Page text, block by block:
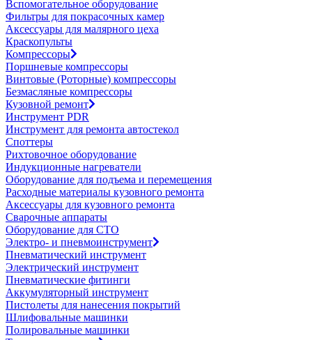
Вспомогательное оборудование
Фильтры для покрасочных камер
Аксессуары для малярного цеха
Краскопульты
Компрессоры
Поршневые компрессоры
Винтовые (Роторные) компрессоры
Безмасляные компрессоры
Кузовной ремонт
Инструмент PDR
Инструмент для ремонта автостекол
Споттеры
Рихтовочное оборудование
Индукционные нагреватели
Оборудование для подъема и перемещения
Расходные материалы кузовного ремонта
Аксессуары для кузовного ремонта
Сварочные аппараты
Оборудование для СТО
Электро- и пневмоинструмент
Пневматический инструмент
Электрический инструмент
Пневматические фитинги
Аккумуляторный инструмент
Пистолеты для нанесения покрытий
Шлифовальные машинки
Полировальные машинки